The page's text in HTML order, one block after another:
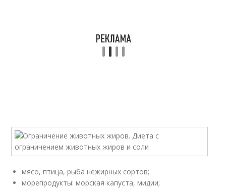
мясо, птица, рыба нежирных сортов;
морепродукты: морская капуста, мидии;